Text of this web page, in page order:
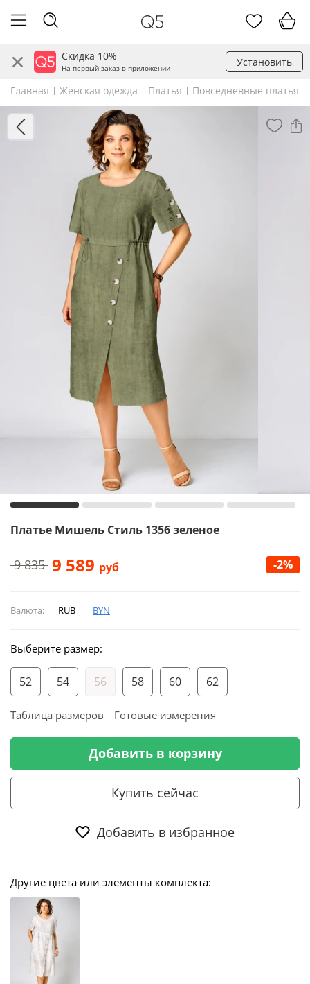
Скидка 10%
На первый заказ в приложении Установить
Главная Женская одежда Платья Повседневные платья
Платье Мишель Стиль 1356 зеленое
9 835 9 589 руб -2%
Валюта: RUB BYN
Выберите размер:
52 54 56 58 60 62
Таблица размеров Готовые измерения
Добавить в корзину
Купить сейчас
Добавить в избранное
Другие цвета или элементы комплекта: